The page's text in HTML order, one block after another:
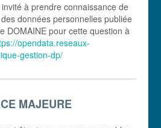
à prendre connaissance de
données personnelles publiée
DOMAINE pour cette question à
opendata.reseaux-
gestion-dp/
MAJEURE